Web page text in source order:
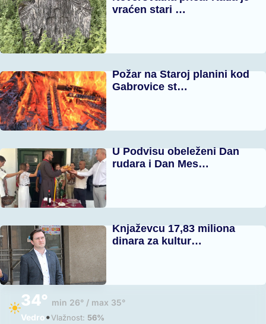
vraćen stari …
Požar na Staroj planini kod
Gabrovice st…
U Podvisu obeleženi Dan
rudara i Dan Mes…
Knjaževcu 17,83 miliona
dinara za kultur…
34° min 26° / max 35°
Vedro•Vlažnost: 56%